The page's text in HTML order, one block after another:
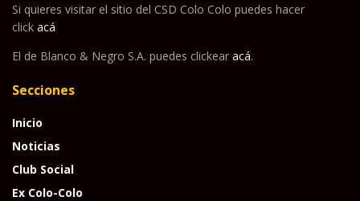
Si quieres visitar el sitio del CSD Colo Colo puedes hacer
click acá
El de Blanco & Negro S.A. puedes clickear acá.
Secciones
Inicio
Noticias
Club Social
Ex Colo-Colo